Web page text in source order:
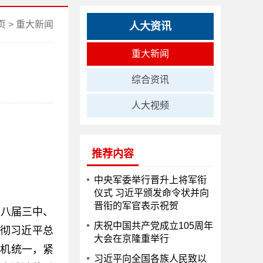
> 重大新闻
届三中、
习近平总
统一，紧
人大资讯
重大新闻
综合资讯
人大视频
推荐内容
中央军委举行晋升上将军衔
仪式 习近平颁发命令状并向
晋衔的军官表示祝贺
庆祝中国共产党成立105周年
大会在京隆重举行
习近平向全国各族人民致以